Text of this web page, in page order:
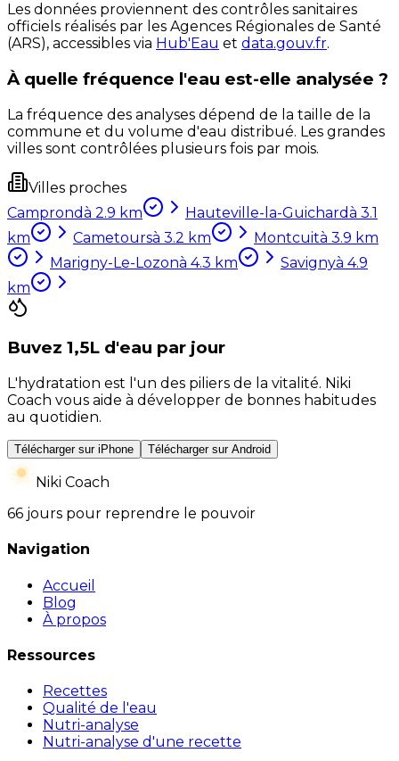
Les données proviennent des contrôles sanitaires
officiels réalisés par les Agences Régionales de Santé
(ARS), accessibles via Hub'Eau et data.gouv.fr.
À quelle fréquence l'eau est-elle analysée ?
La fréquence des analyses dépend de la taille de la
commune et du volume d'eau distribué. Les grandes
villes sont contrôlées plusieurs fois par mois.
Villes proches
Camprondà 2.9 km Hauteville-la-Guichardà 3.1
km
Cametoursà 3.2 km Montcuità 3.9 km
Marigny-Le-Lozonà 4.3 km Savignyà 4.9
km
Buvez 1,5L d'eau par jour
L'hydratation est l'un des piliers de la vitalité. Niki
Coach vous aide à développer de bonnes habitudes
au quotidien.
Télécharger sur iPhone Télécharger sur Android
Niki Coach
66 jours pour reprendre le pouvoir
Navigation
Accueil
Blog
À propos
Ressources
Recettes
Qualité de l'eau
Nutri-analyse
Nutri-analyse d'une recette